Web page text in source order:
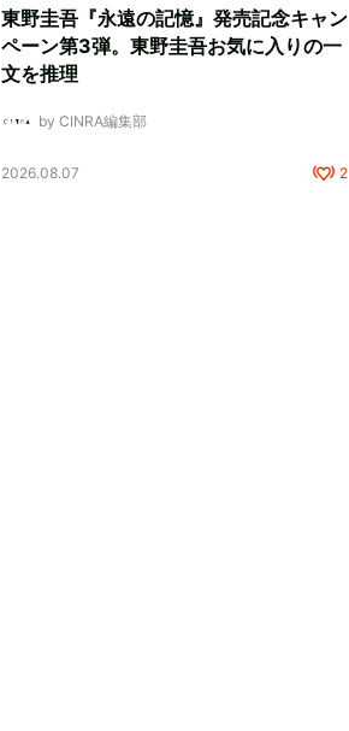
東野圭吾『永遠の記憶』発売記念キャン
ペーン第3弾。東野圭吾お気に入りの一
文を推理
by CINRA編集部
2026.08.07 2